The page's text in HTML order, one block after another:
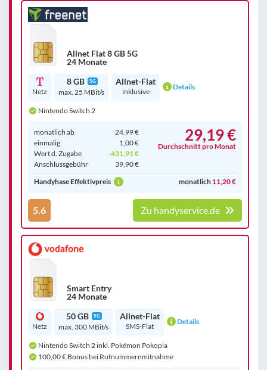
Allnet Flat 8 GB 5G
24 Monate
Netz
8 GB 5G
max. 25 MBit/s
Allnet-Flat
inklusive Details
Nintendo Switch 2
monatlich ab
24,99 €
einmalig
1,00 €
Wert d. Zugabe
-431,91 €
Anschluss­gebühr
39,90 €
29,19 €
Durchschnitt pro Monat
Handyhase Effektivpreis monatlich 11,20 €
5.6 Zu handyservice.de
Smart Entry
24 Monate
Netz
50 GB 5G
max. 300 MBit/s
Allnet-Flat
SMS-Flat Details
Nintendo Switch 2 inkl. Pokémon Pokopia
100,00 € Bonus bei Rufnummernmitnahme